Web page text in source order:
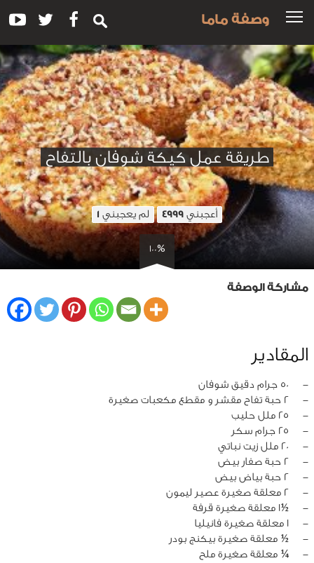
وصفة ماما
طريقة عمل كيكة شوفان بالتفاح
أعجبني 4999 لم يعجبني 1
100%
مشاركة الوصفة
المقادير
‏-
50 جرام دقيق شوفان
‏-
2 حبة تفاح مقشر و مقطع مكعبات صغيرة
‏-
25 ملل حليب
‏-
25 جرام سكر
‏-
20 ملل زيت نباتي
‏-
2 حبة صفار بيض
‏-
2 حبة بياض بيض
‏-
2 معلقة صغيرة عصير ليمون
‏-
½1 معلقة صغيرة قرفة
‏-
1 معلقة صغيرة فانيليا
‏-
½ معلقة صغيرة بيكنج بودر
‏-
¼ معلقة صغيرة ملح